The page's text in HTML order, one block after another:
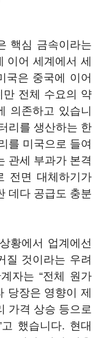
핵심 금속이라는
이어 세계에서 세
국은 중국에 이어
전체 수요의 약
의존하고 있습니
리를 생산하는 한
를 미국으로 들여
관세 부과가 본격
전면 대체하기가
데다 공급도 충분
황에서 업계에선
질 것이라는 우려
자는 “전체 원가
당장은 영향이 제
가격 상승 등으로
했습니다. 현대